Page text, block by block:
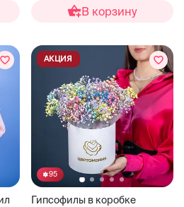
В корзину
95
Гипсофилы в коробке
АКЦИЯ